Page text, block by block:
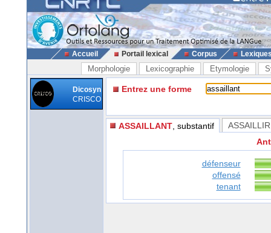
Accueil Portail lexical Corpus
Morphologie Lexicographie Etymologie
Dicosyn
CRISCO
Entrez une forme
ASSAILLANT , substantif ASSAILLIR
défenseur
offensé
tenant